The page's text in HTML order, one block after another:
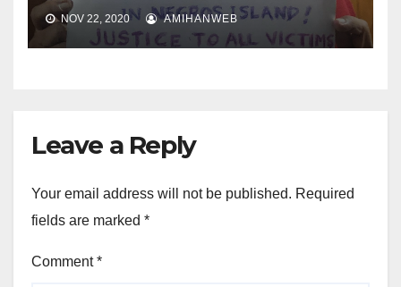
NOV 22, 2020 AMIHANWEB
Leave a Reply
Your email address will not be published. Required
fields are marked *
Comment*